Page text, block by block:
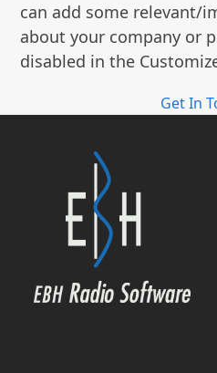
can add some relevant/
about your company or
disabled in the
Get In